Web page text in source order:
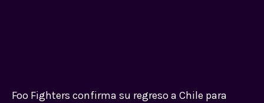
Foo Fighters confirma su regreso a Chile para